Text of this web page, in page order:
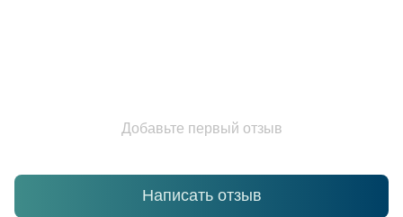
Добавьте первый отзыв
Написать отзыв